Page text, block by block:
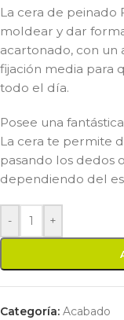
La cera de peinado
moldear y dar
acartonado, con un
fijación media para
todo el día.
Posee una
La cera te permite
pasando los dedos
dependiendo del
- +
Categoría: Acabado